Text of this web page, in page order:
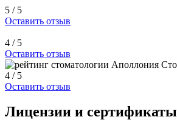
5 / 5
Оставить отзыв
4 / 5
Оставить отзыв
4 / 5
Оставить отзыв
Лицензии и сертификаты